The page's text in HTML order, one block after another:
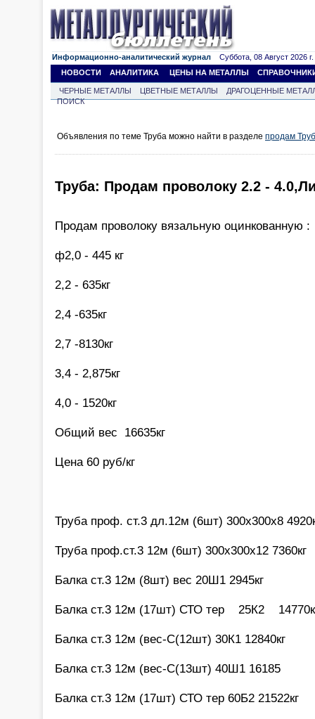
Информационно-аналитический журнал Суббота, 08 Август 2026 г.
НОВОСТИ
АНАЛИТИКА ЦЕНЫ НА МЕТАЛЛЫ
ЧЕРНЫЕ МЕТАЛЛЫ ЦВЕТНЫЕ МЕТАЛЛЫ
ДРАГОЦЕННЫЕ
ПОИСК
Объявления по теме Труба можно найти в разделе продам
Труба: Продам проволоку 2.2 -
Продам проволоку вязальную оцинкованную :
ф2,0 - 445 кг
2,2 - 635кг
2,4 -635кг
2,7 -8130кг
3,4 - 2,875кг
4,0 - 1520кг
Общий вес 16635кг
Цена 60 руб/кг
Труба проф. ст.3 дл.12м (6шт) 300х300х8
Труба проф.ст.3 12м (6шт) 300х300х12 7360кг
Балка ст.3 12м (8шт) вес 20Ш1 2945кг
Балка ст.3 12м (17шт) СТО тер 25К2
Балка ст.3 12м (вес-С(12шт) 30К1 12840кг
Балка ст.3 12м (вес-С(13шт) 40Ш1 16185
Балка ст.3 12м (17шт) СТО тер 60Б2 21522кг